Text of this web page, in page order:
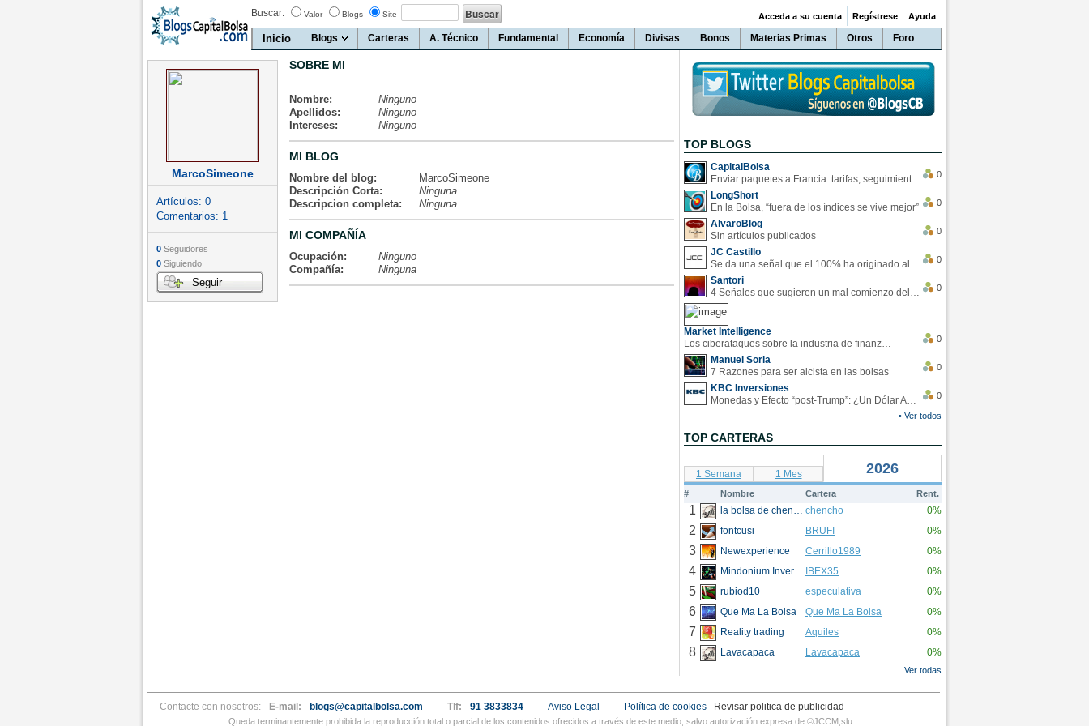
Buscar: Valor Blogs Site
Inicio Blogs Carteras A. Técnico Fundamental Economía Divisas Bonos Materias Primas Otros Foro
Acceda a su cuenta Regístrese Ayuda
MarcoSimeone
Artículos: 0
Comentarios: 1
0 Seguidores
0 Siguiendo
Seguir
SOBRE MI
Nombre:
Ninguno
Apellidos:
Ninguno
Intereses:
Ninguno
MI BLOG
Nombre del blog:
MarcoSimeone
Descripción Corta:
Ninguna
Descripcion completa:
Ninguna
MI COMPAÑÍA
Ocupación:
Ninguno
Compañía:
Ninguna
TOP BLOGS
CapitalBolsa
Enviar paquetes a Francia: tarifas, seguimiento y ventajas destacadas
0
LongShort
En la Bolsa, “fuera de los índices se vive mejor”
0
AlvaroBlog
Sin artículos publicados
0
JC Castillo
Se da una señal que el 100% ha originado alzas en las bolsas
0
Santori
4 Señales que sugieren un mal comienzo del 3T de la economía EEUU
0
Market Intelligence
Los ciberataques sobre la industria de finanzas se han duplicado este año
0
Manuel Soria
7 Razones para ser alcista en las bolsas
0
KBC Inversiones
Monedas y Efecto “post-Trump”: ¿Un Dólar Americano operando en rangos?
0
• Ver todos
TOP CARTERAS
1 Semana 1 Mes 2026
# Nombre Cartera Rent.
1 la bolsa de chencho chencho 0%
2 fontcusi BRUFI 0%
3 Newexperience Cerrillo1989 0%
4 Mindonium Inversions IBEX35 0%
5 rubiod10 especulativa 0%
6 Que Ma La Bolsa Que Ma La Bolsa 0%
7 Reality trading Aquiles 0%
8 Lavacapaca Lavacapaca 0%
Ver todas
Contacte con nosotros: E-mail: blogs@capitalbolsa.com Tlf: 91 3833834 Aviso Legal Revisar politica de publicidad
Política de cookies
Queda terminantemente prohibida la reproducción total o parcial de los contenidos ofrecidos a través de este medio, salvo autorización expresa de ©JCCM,slu